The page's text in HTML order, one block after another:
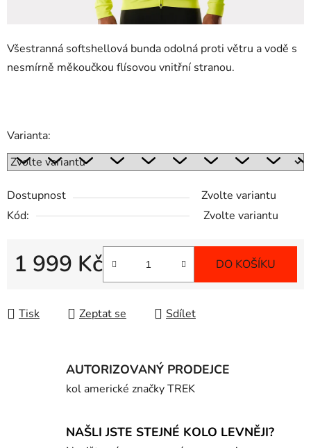
Všestranná softshellová bunda odolná proti větru a vodě s
nesmírně měkoučkou flísovou vnitřní stranou.
Varianta:
Dostupnost
Zvolte variantu
Kód:
Zvolte variantu
1 999 Kč DO KOŠÍKU
Tisk Zeptat se Sdílet
AUTORIZOVANÝ PRODEJCE
kol americké značky TREK
NAŠLI JSTE STEJNÉ KOLO LEVNĚJI?